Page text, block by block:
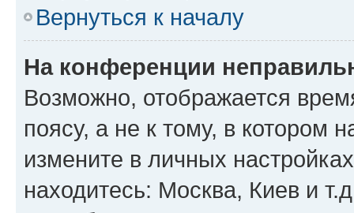
Вернуться к началу
На конференции
Возможно, отображается
поясу, а не к тому, в котором
измените в личных
находитесь: Москва, Киев и